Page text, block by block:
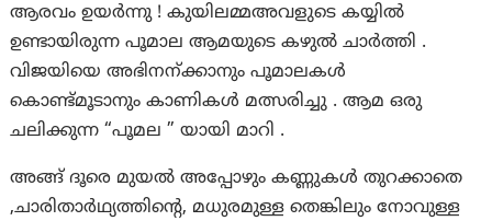
ആരവം ഉയർന്നു ! കുയിലമ്മഅവളുടെ കയ്യിൽ
ഉണ്ടായിരുന്ന പൂമാല ആമയുടെ കഴുൽ ചാർത്തി .
വിജയിയെ അഭിനന്ക്കാനും പൂമാലകൾ
കൊണ്ട്മൂടാനും കാണികൾ മത്സരിച്ചു . ആമ ഒരു
ചലിക്കുന്ന “പൂമല ” യായി മാറി .
അങ്ങ് ദൂരെ മുയൽ അപ്പോഴും കണ്ണുകൾ തുറക്കാതെ
,ചാരിതാർഥ്യത്തിന്റെ, മധുരമുള്ള തെങ്കിലും നോവുള്ള